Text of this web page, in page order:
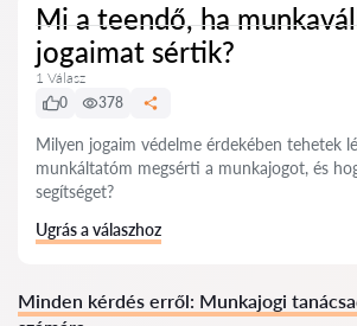
Mi a teendő, ha
jogaimat sértik?
1 Válasz
0
378
Milyen jogaim védelme érdekében tehetek
munkáltatóm megsérti a munkajogot, és
segítséget?
Ugrás a válaszhoz
Minden kérdés erről: Munkajogi